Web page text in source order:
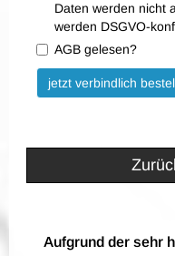
Daten werden nicht
werden DSGVO-
AGB gelesen?
Bitte nicht ausfüllen.
jetzt verbindlich
Aufgrund der sehr